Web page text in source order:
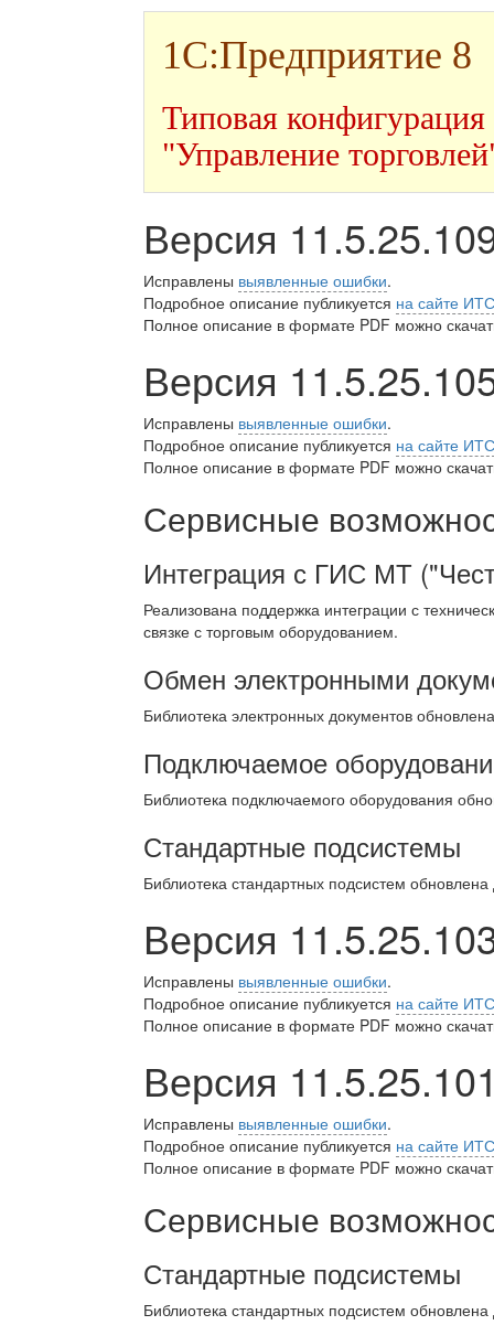
1С:Предприятие 8
Типовая конфигурация
"Управление
Версия
Исправлены выявленные ошибки.
Подробное описание публикуется на сайте ИТС
Полное описание в формате PDF можно
Версия
Исправлены выявленные ошибки.
Подробное описание публикуется на сайте ИТС
Полное описание в формате PDF можно
Сервисные
Интеграция с ГИС МТ
Реализована поддержка интеграции с
связке с торговым оборудованием.
Обмен электронными
Библиотека электронных документов
Подключаемое
Библиотека подключаемого оборудования
Стандартные подсистемы
Библиотека стандартных подсистем
Версия
Исправлены выявленные ошибки.
Подробное описание публикуется на сайте ИТС
Полное описание в формате PDF можно
Версия
Исправлены выявленные ошибки.
Подробное описание публикуется на сайте ИТС
Полное описание в формате PDF можно
Сервисные
Стандартные подсистемы
Библиотека стандартных подсистем